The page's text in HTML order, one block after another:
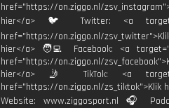
href="https://on.ziggo.nl/
hier</a> 🐦 Twitter: <a
href="https://on.ziggo.nl/
hier</a> 🧑‍💻 Facebook: <a
href="https://on.ziggo.nl/
hier</a> 🤳 TikTok: <a
href="https://on.ziggo.nl/zs_tiktok">Klik
Website: www.ziggosport.nl 🎧